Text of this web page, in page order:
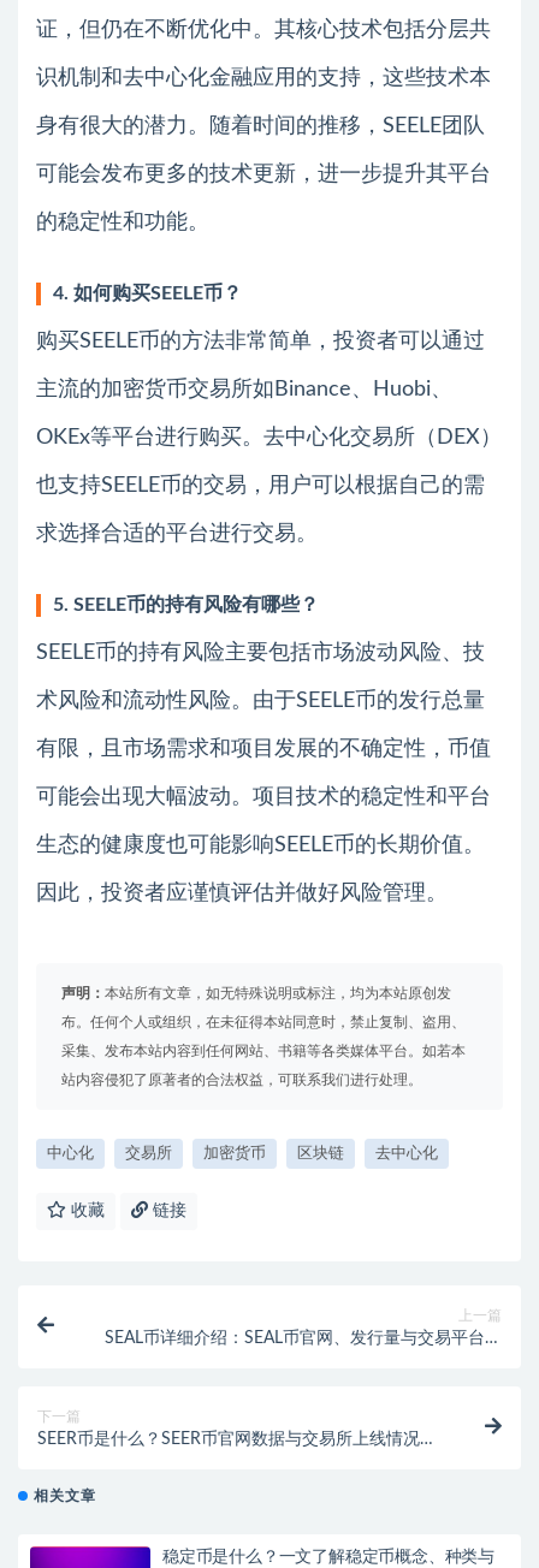
证，但仍在不断优化中。其核心技术包括分层共
识机制和去中心化金融应用的支持，这些技术本
身有很大的潜力。随着时间的推移，SEELE团队
可能会发布更多的技术更新，进一步提升其平台
的稳定性和功能。
4. 如何购买SEELE币？
购买SEELE币的方法非常简单，投资者可以通过
主流的加密货币交易所如Binance、Huobi、
OKEx等平台进行购买。去中心化交易所（DEX）
也支持SEELE币的交易，用户可以根据自己的需
求选择合适的平台进行交易。
5. SEELE币的持有风险有哪些？
SEELE币的持有风险主要包括市场波动风险、技
术风险和流动性风险。由于SEELE币的发行总量
有限，且市场需求和项目发展的不确定性，币值
可能会出现大幅波动。项目技术的稳定性和平台
生态的健康度也可能影响SEELE币的长期价值。
因此，投资者应谨慎评估并做好风险管理。
声明： 本站所有文章，如无特殊说明或标注，均为本站原创发
布。任何个人或组织，在未征得本站同意时，禁止复制、盗用、
采集、发布本站内容到任何网站、书籍等各类媒体平台。如若本
站内容侵犯了原著者的合法权益，可联系我们进行处理。
中心化 交易所 加密货币 区块链 去中心化
收藏 链接
上一篇
SEAL币详细介绍：SEAL币官网、发行量与交易平台列
下一篇
SEER币是什么？SEER币官网数据与交易所上线情况解
相关文章
稳定币是什么？一文了解稳定币概念、种类与